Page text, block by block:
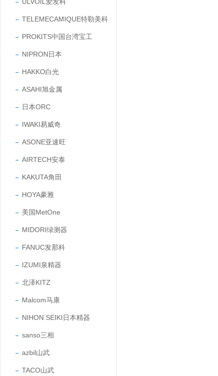
TELEMECAMIQUE特勒美科
PROKITS中国台湾宝工
NIPRON日本
HAKKO白光
ASAHI旭金属
日本ORC
IWAKI易威奇
ASONE亚速旺
AIRTECH安泰
KAKUTA角田
HOYA豪雅
美国MetOne
MIDORI绿测器
FANUC发那科
IZUMI泉精器
北泽KITZ
Malcom马康
NIHON SEIKI日本精器
sanso三相
azbil山武
TACO山武